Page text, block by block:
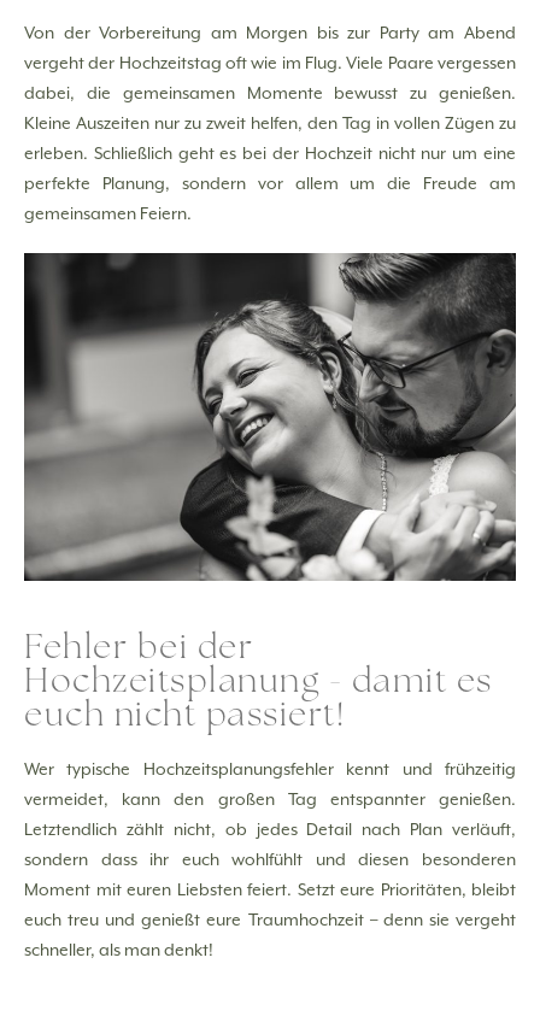
Von der Vorbereitung am Morgen bis zur Party am Abend
vergeht der Hochzeitstag oft wie im Flug. Viele Paare vergessen
dabei, die gemeinsamen Momente bewusst zu genießen.
Kleine Auszeiten nur zu zweit helfen, den Tag in vollen Zügen zu
erleben. Schließlich geht es bei der Hochzeit nicht nur um eine
perfekte Planung, sondern vor allem um die Freude am
gemeinsamen Feiern.
Fehler bei der
Hochzeitsplanung - damit es
euch nicht passiert!
Wer typische Hochzeitsplanungsfehler kennt und frühzeitig
vermeidet, kann den großen Tag entspannter genießen.
Letztendlich zählt nicht, ob jedes Detail nach Plan verläuft,
sondern dass ihr euch wohlfühlt und diesen besonderen
Moment mit euren Liebsten feiert. Setzt eure Prioritäten, bleibt
euch treu und genießt eure Traumhochzeit – denn sie vergeht
schneller, als man denkt!